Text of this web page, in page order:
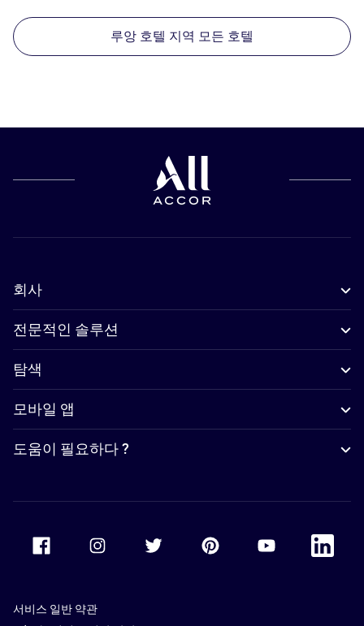
루앙 호텔 지역 모든 호텔
회사
전문적인 솔루션
탐색
모바일 앱
도움이 필요하다 ?
Accor Facebook Accor TwitterAccor PinterestAccor Youtube
Accor
서비스 일반 약관